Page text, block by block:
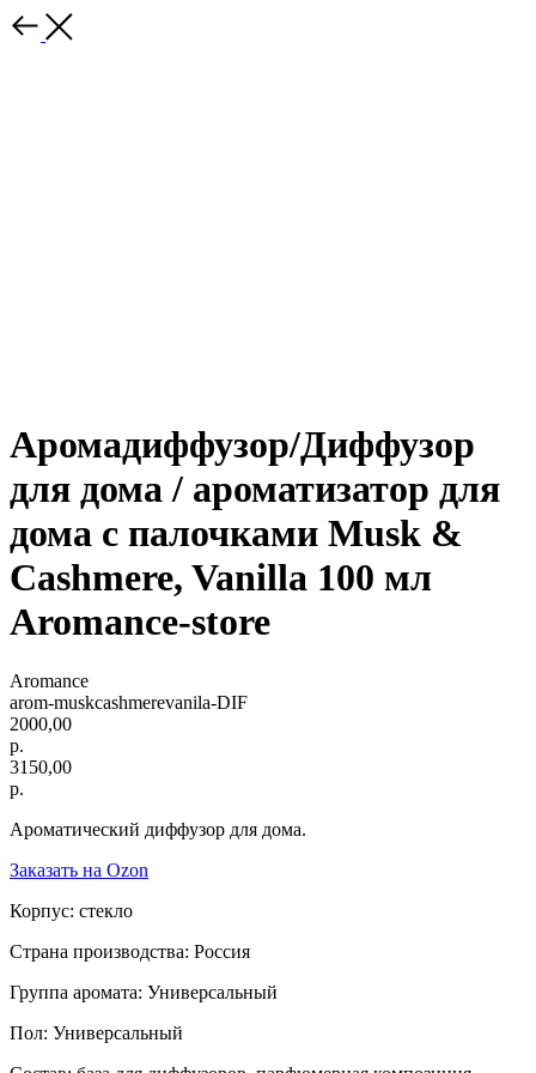
Аромадиффузор/Диффузор
для дома / ароматизатор для
дома с палочками Musk &
Cashmere, Vanilla 100 мл
Aromance-store
Aromance
arom-muskcashmerevanila-DIF
2000,00
р.
3150,00
р.
Ароматический диффузор для дома.
Заказать на Ozon
Корпус: стекло
Страна производства: Россия
Группа аромата: Универсальный
Пол: Универсальный